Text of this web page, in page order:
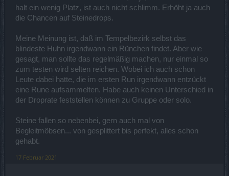
halt ein wenig Platz, ist auch nicht schlimm. Erhöht ja auch
die Chancen auf Steinedrops.
Meine Meinung ist, daß im Tempelbezirk selbst das
blindeste Huhn irgendwann ein Rünchen findet. Aber wie
gesagt, man sollte das regelmäßig machen, nur einmal so
zum testen wird selten reichen. Wobei ich auch schon
Leute dabei hatte, die im ersten Run irgendwann entzückt
eine Rune aufsammelten. Habe auch keinen Unterschied in
der Droprate feststellen können zu Gruppe oder solo.
Steine fallen so nebenbei, gern auch mal von
Begleitmöbsen... von gesplittert bis perfekt, alles schon
gehabt.
17 Februar 2021